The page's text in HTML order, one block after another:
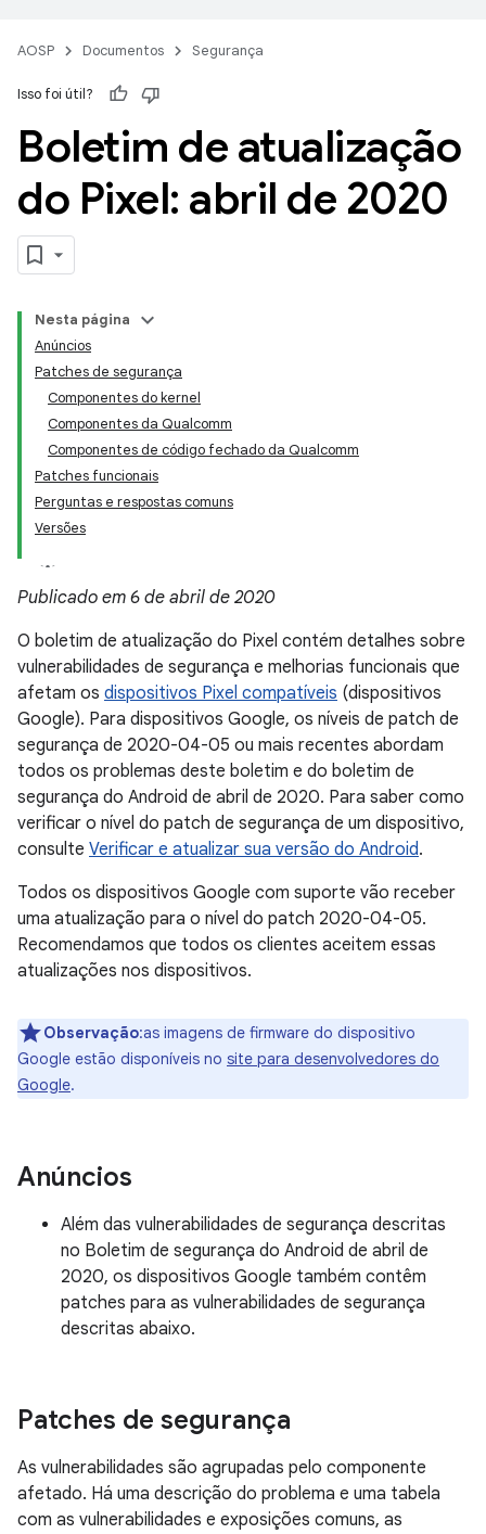
AOSP Documentos Segurança
Isso foi útil?
Boletim de atualização
do Pixel: abril de 2020
Nesta página
Anúncios
Patches de segurança
Componentes do kernel
Componentes da Qualcomm
Componentes de código fechado da Qualcomm
Patches funcionais
Perguntas e respostas comuns
Versões
Publicado em 6 de abril de 2020
O boletim de atualização do Pixel contém detalhes sobre
vulnerabilidades de segurança e melhorias funcionais que
afetam os dispositivos Pixel compatíveis (dispositivos
Google). Para dispositivos Google, os níveis de patch de
segurança de 2020-04-05 ou mais recentes abordam
todos os problemas deste boletim e do boletim de
segurança do Android de abril de 2020. Para saber como
verificar o nível do patch de segurança de um dispositivo,
consulte Verificar e atualizar sua versão do Android.
Todos os dispositivos Google com suporte vão receber
uma atualização para o nível do patch 2020-04-05.
Recomendamos que todos os clientes aceitem essas
atualizações nos dispositivos.
Observação:as imagens de firmware do dispositivo
Google estão disponíveis no site para desenvolvedores do
Google.
Anúncios
Além das vulnerabilidades de segurança descritas
no Boletim de segurança do Android de abril de
2020, os dispositivos Google também contêm
patches para as vulnerabilidades de segurança
descritas abaixo.
Patches de segurança
As vulnerabilidades são agrupadas pelo componente
afetado. Há uma descrição do problema e uma tabela
com as vulnerabilidades e exposições comuns, as